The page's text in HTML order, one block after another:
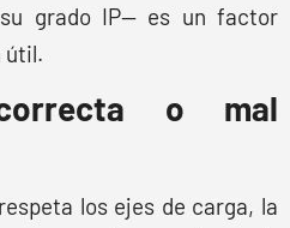
grado IP— es un factor
útil.
o mal
los ejes de carga, la